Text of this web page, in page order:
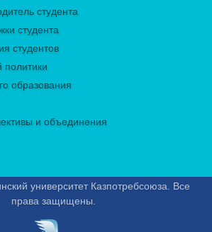
студента
студента
студентов
образования
и объединения
университет Казпотребсоюза. Все
права защищены.